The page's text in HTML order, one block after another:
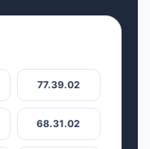
77.39.02
68.31.02